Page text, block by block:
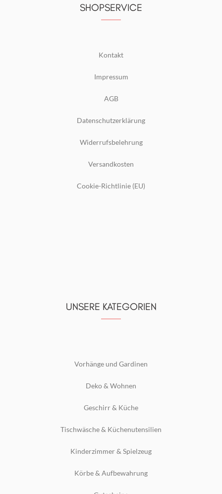
SHOPSERVICE
Kontakt
Impressum
AGB
Datenschutzerklärung
Widerrufsbelehrung
Versandkosten
Cookie-Richtlinie (EU)
UNSERE KATEGORIEN
Vorhänge und Gardinen
Deko & Wohnen
Geschirr & Küche
Tischwäsche & Küchenutensilien
Kinderzimmer & Spielzeug
Körbe & Aufbewahrung